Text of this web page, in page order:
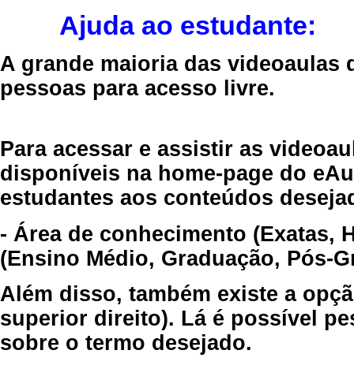
Ajuda ao estudante:
A grande maioria das videoaulas
pessoas para acesso livre.
Para acessar e assistir as
disponíveis na home-page do
estudantes aos conteúdos
- Área de conhecimento (Exatas,
(Ensino Médio, Graduação, Pós-
Além disso, também existe a
superior direito). Lá é possível
sobre o termo desejado.